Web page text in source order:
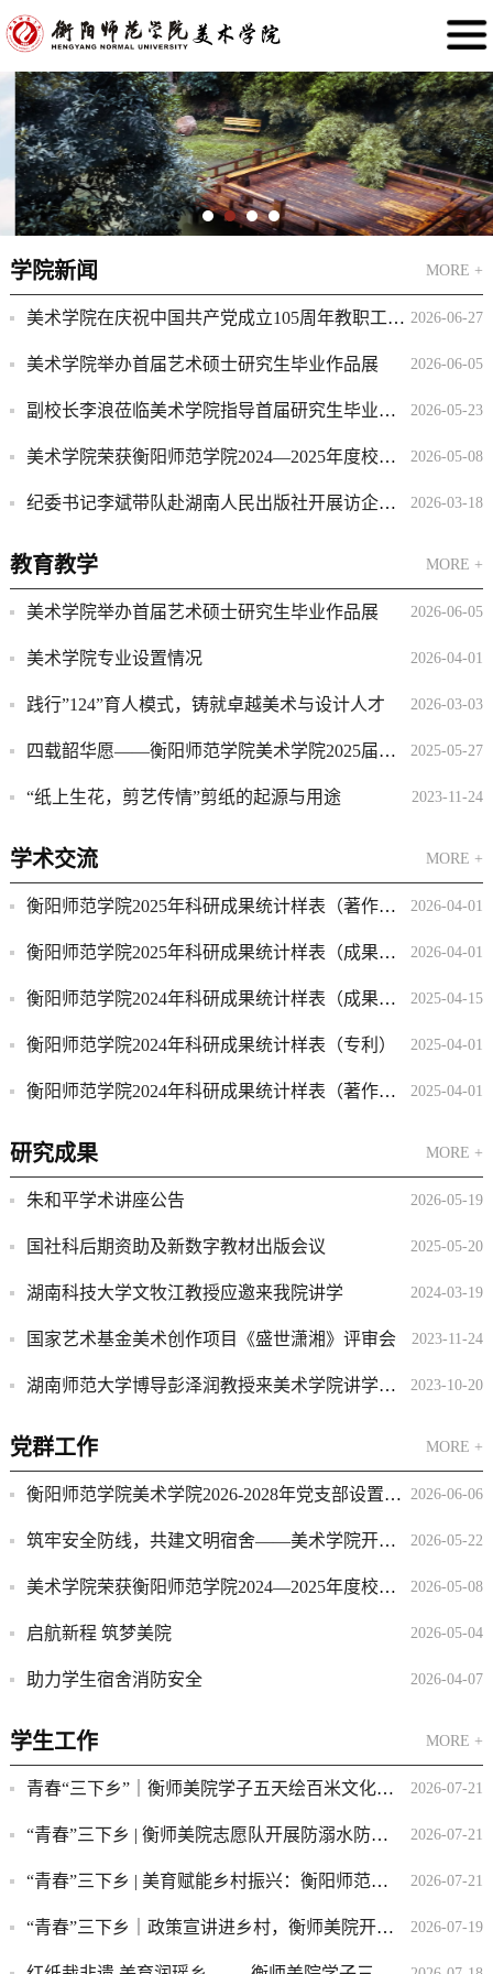
学院新闻 MORE +
2026-06-27
美术学院在庆祝中国共产党成立105周年教职工合唱比赛中荣获二等奖
2026-06-05
美术学院举办首届艺术硕士研究生毕业作品展
2026-05-23
副校长李浪莅临美术学院指导首届研究生毕业作品展
2026-05-08
美术学院荣获衡阳师范学院2024—2025年度校友工作先进单位
2026-03-18
纪委书记李斌带队赴湖南人民出版社开展访企拓岗专项行动
教育教学 MORE +
2026-06-05
美术学院举办首届艺术硕士研究生毕业作品展
2026-04-01
美术学院专业设置情况
2026-03-03
践行”124”育人模式，铸就卓越美术与设计人才
2025-05-27
四载韶华愿——衡阳师范学院美术学院2025届本科毕业作品展
2023-11-24
“纸上生花，剪艺传情”剪纸的起源与用途
学术交流 MORE +
2026-04-01
衡阳师范学院2025年科研成果统计样表（著作、论文、作品）
2026-04-01
衡阳师范学院2025年科研成果统计样表（成果获奖）
2025-04-15
衡阳师范学院2024年科研成果统计样表（成果获奖）
2025-04-01
衡阳师范学院2024年科研成果统计样表（专利）
2025-04-01
衡阳师范学院2024年科研成果统计样表（著作、论文、作品）
研究成果 MORE +
2026-05-19
朱和平学术讲座公告
2025-05-20
国社科后期资助及新数字教材出版会议
2024-03-19
湖南科技大学文牧江教授应邀来我院讲学
2023-11-24
国家艺术基金美术创作项目《盛世潇湘》评审会
2023-10-20
湖南师范大学博导彭泽润教授来美术学院讲学交流
党群工作 MORE +
2026-06-06
衡阳师范学院美术学院2026-2028年党支部设置情况
2026-05-22
筑牢安全防线，共建文明宿舍——美术学院开展学生宿舍安全专项排查行动
2026-05-08
美术学院荣获衡阳师范学院2024—2025年度校友工作先进单位
2026-05-04
启航新程 筑梦美院
2026-04-07
助力学生宿舍消防安全
学生工作 MORE +
2026-07-21
青春“三下乡”｜衡师美院学子五天绘百米文化墙 笔墨丹青绘就官水乡村振兴新画卷
2026-07-21
“青春”三下乡 | 衡师美院志愿队开展防溺水防性侵科普课堂
2026-07-21
“青春”三下乡 | 美育赋能乡村振兴：衡阳师范学院学子开设乡间美术课堂
2026-07-19
“青春”三下乡｜政策宣讲进乡村，衡师美院开展学生资助下乡行活动